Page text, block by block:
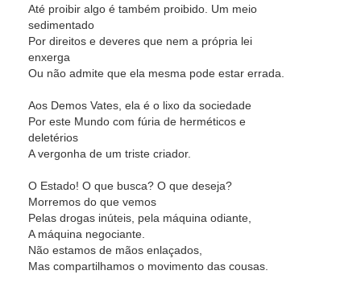
Até proibir algo é também proibido. Um meio
sedimentado
Por direitos e deveres que nem a própria lei
enxerga
Ou não admite que ela mesma pode estar errada.
Aos Demos Vates, ela é o lixo da sociedade
Por este Mundo com fúria de herméticos e
deletérios
A vergonha de um triste criador.
O Estado! O que busca? O que deseja?
Morremos do que vemos
Pelas drogas inúteis, pela máquina odiante,
A máquina negociante.
Não estamos de mãos enlaçados,
Mas compartilhamos o movimento das cousas.